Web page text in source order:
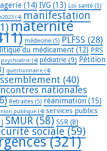
(14) IVG (13) Loi santé (5)
(4) manifestation
maternité
médecine (5) PLFSS (28)
du médicament (12) PRS
psychiatrie (4) pédiatrie (9) Pétition
questionnaire (4)
(40)
nationales
Retraites (5) réanimation (15)
publique (4) services publics
SMUR (58) SSR (8)
sociale (59)
(321)